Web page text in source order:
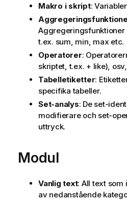
Makro i skript:
Aggregeringsfunktioner
t.ex. sum min max etc.
Operatorer:
skriptet, t.ex. + like),
Tabelletiketter:
specifika tabeller.
Set-analys: De set-
modifierare och set-
uttryck.
Modul
Vanlig text: All text som
av nedanstående